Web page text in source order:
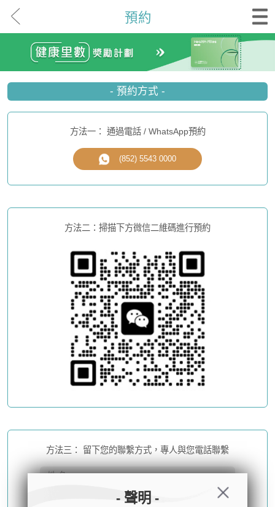
預約
- 預約方式 -
方法一： 通過電話 / WhatsApp預約
(852) 5543 0000
方法二：掃描下方微信二維碼進行預約
方法三： 留下您的聯繫方式，專人與您電話聯繫
- 聲明 -